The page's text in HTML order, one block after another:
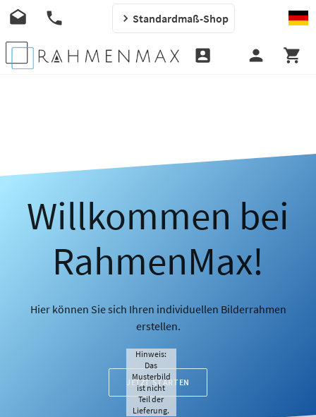
Standardmaß-Shop
Willkommen bei
RahmenMax!
Hier können Sie sich Ihren individuellen Bilderrahmen
erstellen.
JETZT STARTEN
Hinweis:
Das
Musterbild
ist nicht
Teil der
Lieferung.